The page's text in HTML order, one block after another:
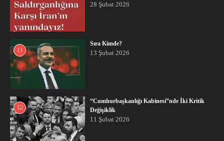
28 Şubat 2026
11
Sıra Kimde?
13 Şubat 2026
12
“Cumhurbaşkanlığı Kabinesi”nde İki Kritik
Değişiklik
11 Şubat 2026